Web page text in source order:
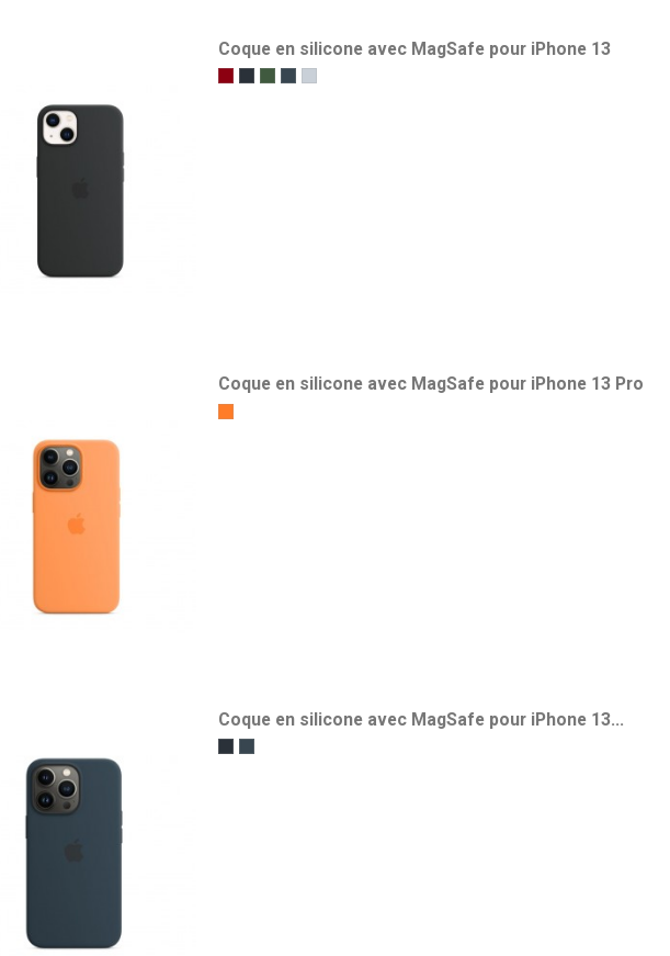
Coque en silicone avec MagSafe pour iPhone 13
(Product)RED
MinuitTrèfleBleu abysse
Bleu clair
Coque en silicone avec MagSafe pour iPhone 13 Pro
Orange
Coque en silicone avec MagSafe pour iPhone 13...
MinuitBleu abysse